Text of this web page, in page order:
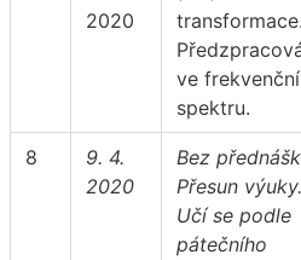
2020
transformace.
ve
spektru.
8
9. 4.
2020
Bez
Přesun výuky.
Učí se podle
pátečního